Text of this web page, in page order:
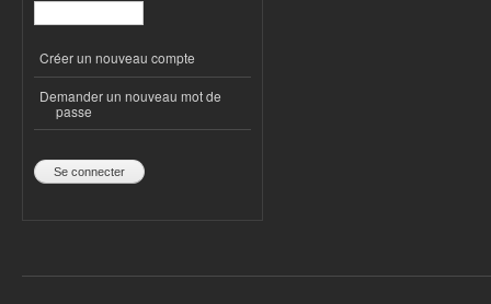
Créer un nouveau compte
Demander un nouveau mot de
passe